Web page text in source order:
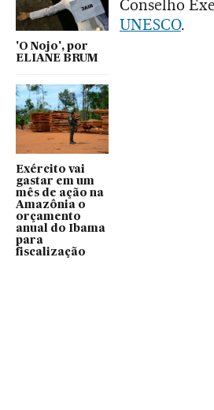
'O Nojo', por
ELIANE BRUM
Exército vai
gastar em um
mês de ação na
Amazônia o
orçamento
anual do Ibama
para
fiscalização
Conselho
UNESCO.